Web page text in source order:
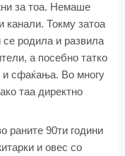
за тоа. Немаше
канали. Токму затоа
се родила и развила
а посебно татко
и сфаќања. Во многу
таа директно
раните 90ти години
и овес со